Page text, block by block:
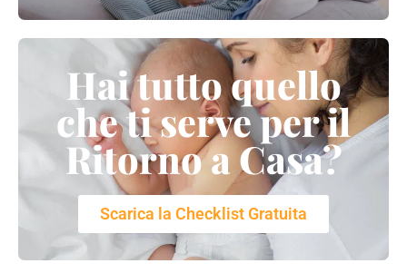
Hai tutto quello
che ti serve per il
Ritorno a Casa?
Scarica la Checklist Gratuita